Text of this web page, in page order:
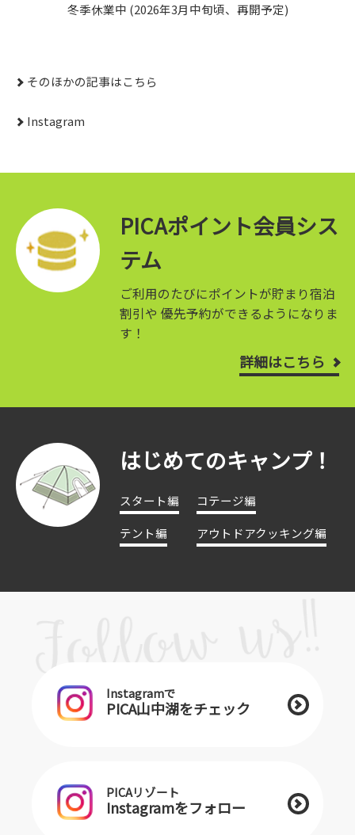
冬季休業中 (2026年3月中旬頃、再開予定)
そのほかの記事はこちら
Instagram
PICAポイント会員シス
テム
ご利用のたびにポイントが貯まり宿泊
割引や 優先予約ができるようになりま
す！
詳細はこちら
はじめてのキャンプ！
スタート編
コテージ編
テント編
アウトドアクッキング編
Instagramで
PICA山中湖をチェック
PICAリゾート
Instagramをフォロー